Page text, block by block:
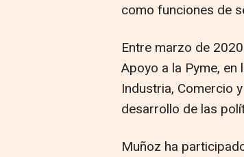
como funciones de
Entre marzo de
Apoyo a la Pyme,
Industria, Comercio
desarrollo de las
Muñoz ha